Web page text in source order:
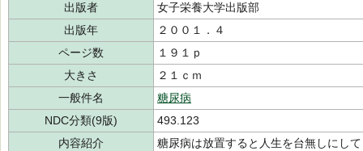
出版者
女子栄養大学出版部
出版年
２００１．４
ページ数
１９１ｐ
大きさ
２１ｃｍ
一般件名
糖尿病
NDC分類(9版)
493.123
内容紹介
糖尿病は放置すると人生を台無しにし